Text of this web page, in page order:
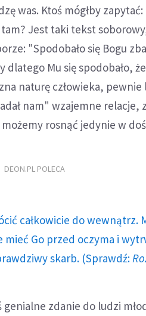
was. Ktoś mógłby
Jest taki tekst
"Spodobało się Bogu
Mu się spodobało,
naturę człowieka, pewnie
nam" wzajemne relacje,
rosnąć jedynie w
DEON.PL POLECA
całkowicie do wewnątrz.
Go przed oczyma i
skarb. (Sprawdź:
genialne zdanie do ludzi